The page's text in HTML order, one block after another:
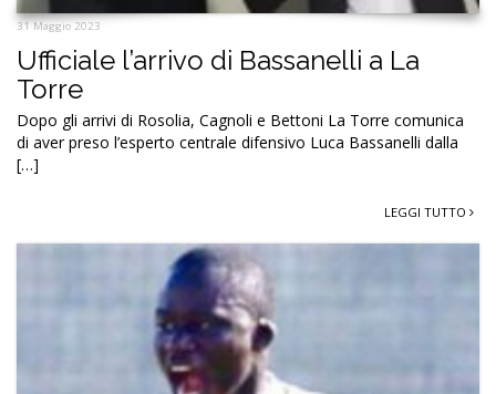
31 Maggio 2023
Ufficiale l’arrivo di Bassanelli a La
Torre
Dopo gli arrivi di Rosolia, Cagnoli e Bettoni La Torre comunica
di aver preso l’esperto centrale difensivo Luca Bassanelli dalla
[…]
LEGGI TUTTO